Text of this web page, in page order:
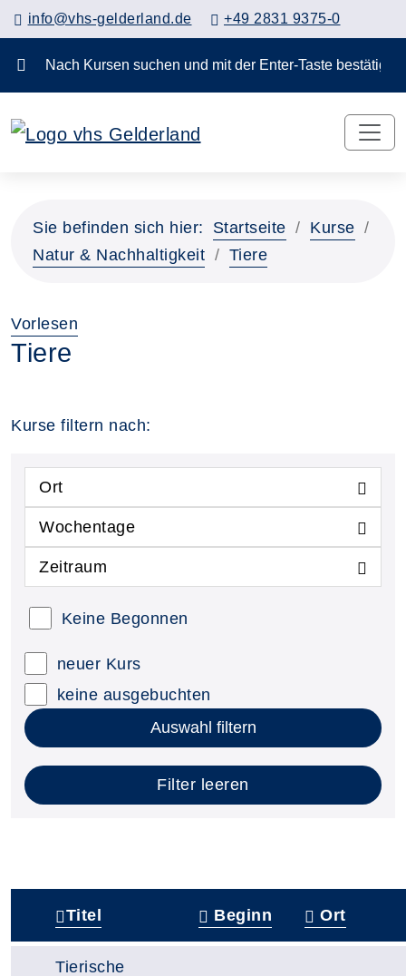
info@vhs-gelderland.de +49 2831 9375-0
Sie befinden sich hier: Startseite
Kurse
Natur & Nachhaltigkeit
Tiere
Vorlesen
Tiere
Kurse filtern nach:
Ort
Wochentage
Zeitraum
Keine Begonnen
neuer Kurs
keine ausgebuchten
Auswahl filtern
Filter leeren
Titel Beginn Ort
Tierische